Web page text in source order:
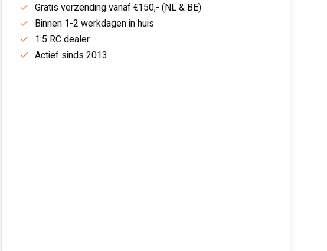
Gratis verzending vanaf €150,- (NL & BE)
Binnen 1-2 werkdagen in huis
1:5 RC dealer
Actief sinds 2013